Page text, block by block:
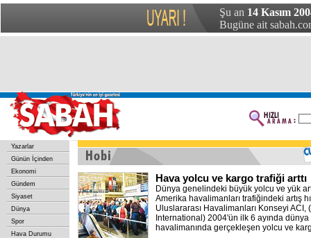
Şu an 14 Kasım
Bugüne ait
Yazarlar
Günün İçinden
Ekonomi
Gündem
Siyaset
Dünya
Spor
Hava Durumu
Hava yolcu ve kargo trafiği arttı
Dünya genelindeki büyük yolcu ve yük
Amerika havalimanları trafiğindeki artış
Uluslararası Havalimanları Konseyi ACI,
International) 2004'ün ilk 6 ayında
havalimanında gerçekleşen yolcu ve